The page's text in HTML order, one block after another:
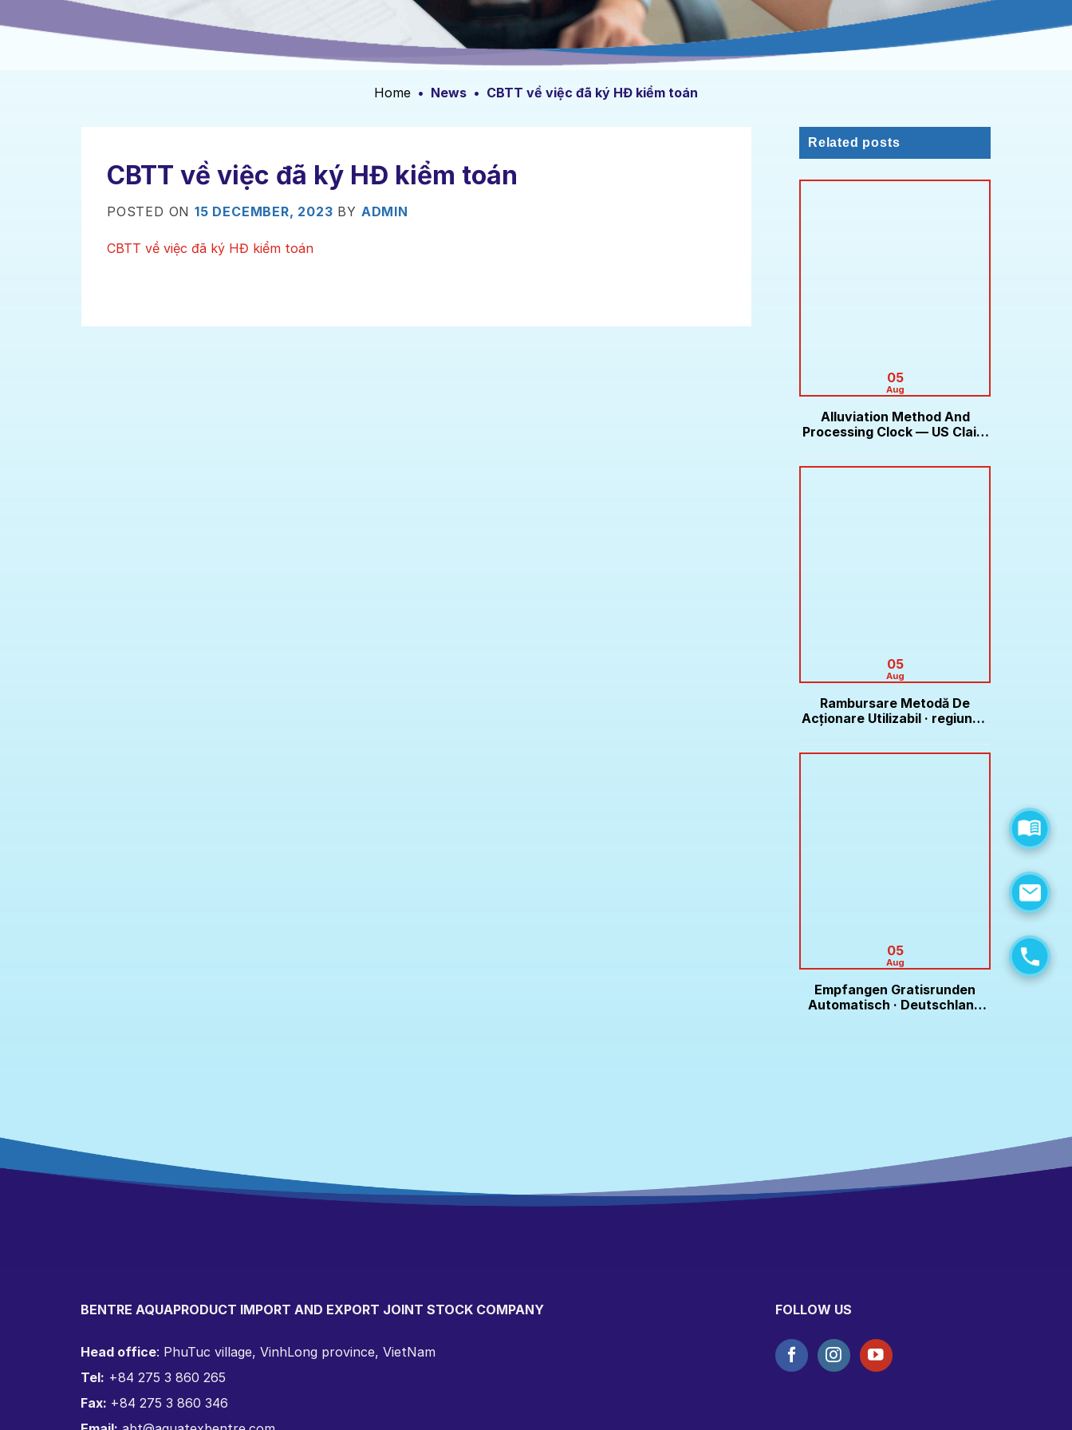
Home • News • CBTT về việc đã ký HĐ kiểm toán
CBTT về việc đã ký HĐ kiểm toán
POSTED ON 15 DECEMBER, 2023 BY ADMIN
CBTT về việc đã ký HĐ kiểm toán
Related posts
05
Aug
Alluviation Method And
Processing Clock — US Claim
05
Aug
Rambursare Metodă De
Acționare Utilizabil · regiunea
Online Casino
05
Aug
Empfangen Gratisrunden
Automatisch · Deutschland
BENTRE AQUAPRODUCT IMPORT AND EXPORT JOINT STOCK COMPANY
Head office: PhuTuc village, VinhLong province, VietNam
Tel: +84 275 3 860 265
Fax: +84 275 3 860 346
FOLLOW US